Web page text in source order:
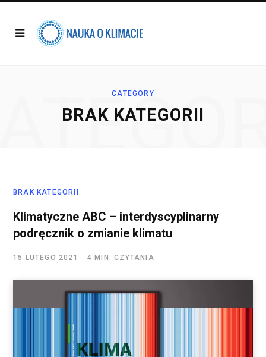
CATEGORY
BRAK KATEGORII
BRAK KATEGORII
Klimatyczne ABC – interdyscyplinarny
podręcznik o zmianie klimatu
15 LUTEGO 2021 4 MIN. CZYTANIA